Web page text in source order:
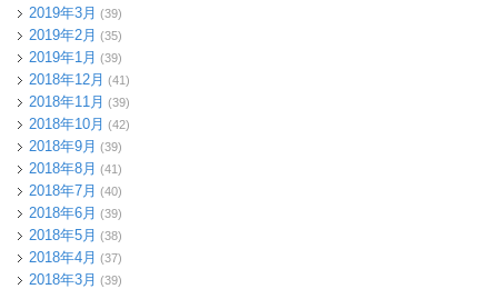
2019年3月 (39)
2019年2月 (35)
2019年1月 (39)
2018年12月 (41)
2018年11月 (39)
2018年10月 (42)
2018年9月 (39)
2018年8月 (41)
2018年7月 (40)
2018年6月 (39)
2018年5月 (38)
2018年4月 (37)
2018年3月 (39)